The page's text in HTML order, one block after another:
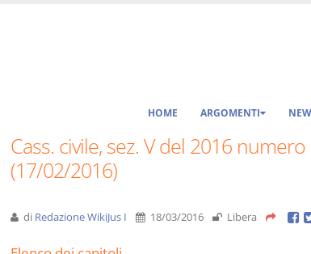
HOME ARGOMENTI
Cass. civile, sez. V del 2016
(17/02/2016)
di Redazione WikiJus I 18/03/2016 Libera